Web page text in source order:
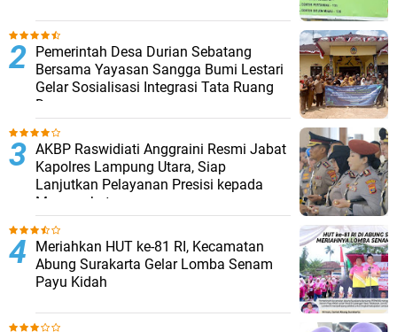
Pemerintah Desa Durian Sebatang
Bersama Yayasan Sangga Bumi Lestari
Gelar Sosialisasi Integrasi Tata Ruang
Desa
AKBP Raswidiati Anggraini Resmi Jabat
Kapolres Lampung Utara, Siap
Lanjutkan Pelayanan Presisi kepada
Masyarakat
Meriahkan HUT ke-81 RI, Kecamatan
Abung Surakarta Gelar Lomba Senam
Payu Kidah